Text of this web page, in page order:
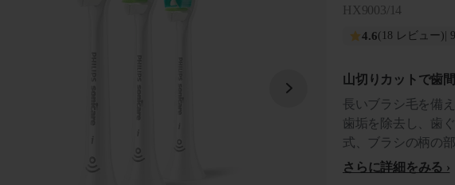
HX9003/14
4.6(18 レビュー) |
山切りカットで歯
長いブラシ毛を備
歯垢を除去し、歯
式、ブラシの柄の
さらに詳細をみる